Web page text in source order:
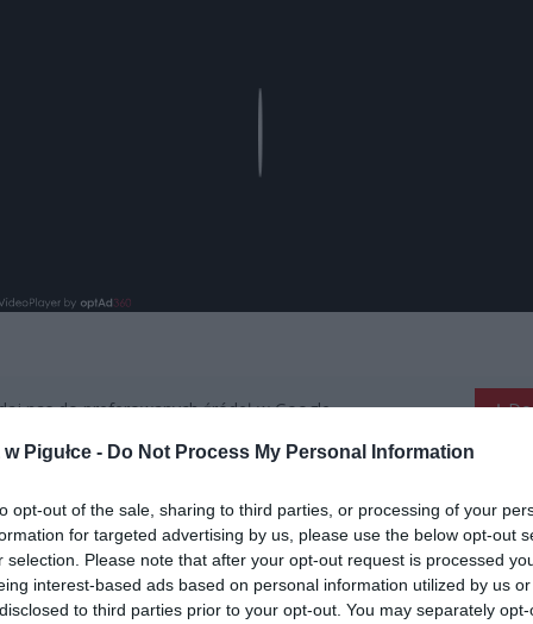
Pigułce - Do Not Process My Personal Information
opt-out of the sale, sharing to third parties, or processing of your
for targeted advertising by us, please use the below opt-out
selection. Please note that after your opt-out request is processed
interest-based ads based on personal information utilized by us
to third parties prior to your opt-out. You may separately
nas do preferowanych źródeł w Google